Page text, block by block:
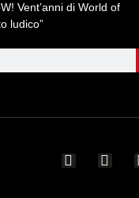
Vent’anni di World of
ludico”